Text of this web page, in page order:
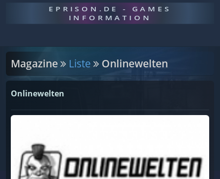
EPRISON.DE - GAMES
INFORMATION
Magazine Liste Onlinewelten
Onlinewelten